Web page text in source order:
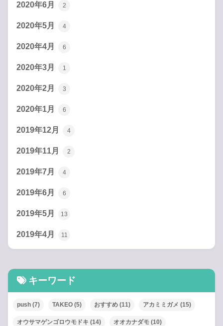
2020年6月 2
2020年5月 4
2020年4月 6
2020年3月 1
2020年2月 3
2020年1月 6
2019年12月 4
2019年11月 2
2019年7月 4
2019年6月 6
2019年5月 13
2019年4月 11
キーワード
push (7) TAKEO (5) おすすめ (11) アカミミガメ (15)
オウサマゲンゴロウモドキ (14) オオカナダモ (10)